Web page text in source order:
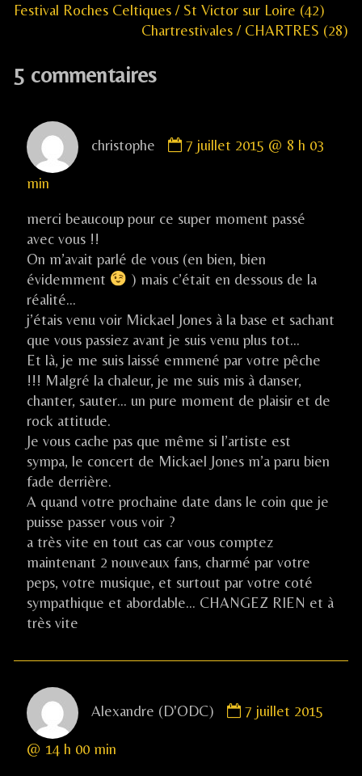
Navigation
l’article
Previous
Festival Roches Celtiques / St Victor sur Loire (42)
Next
Chartrestivales / CHARTRES (28)
5 commentaires
christophe
by
7 juillet 2015 @ 8 h 03
min
merci beaucoup pour ce super moment passé
avec vous !!
On m’avait parlé de vous (en bien, bien
évidemment
) mais c’était en dessous de la
réalité…
j’étais venu voir Mickael Jones à la base et sachant
que vous passiez avant je suis venu plus tot…
Et là, je me suis laissé emmené par votre pêche
!!! Malgré la chaleur, je me suis mis à danser,
chanter, sauter… un pure moment de plaisir et de
rock attitude.
Je vous cache pas que même si l’artiste est
sympa, le concert de Mickael Jones m’a paru bien
fade derrière.
A quand votre prochaine date dans le coin que je
puisse passer vous voir ?
a très vite en tout cas car vous comptez
maintenant 2 nouveaux fans, charmé par votre
peps, votre musique, et surtout par votre coté
sympathique et abordable… CHANGEZ RIEN et à
très vite
Alexandre (D'ODC)
by
7 juillet 2015
@ 14 h 00 min